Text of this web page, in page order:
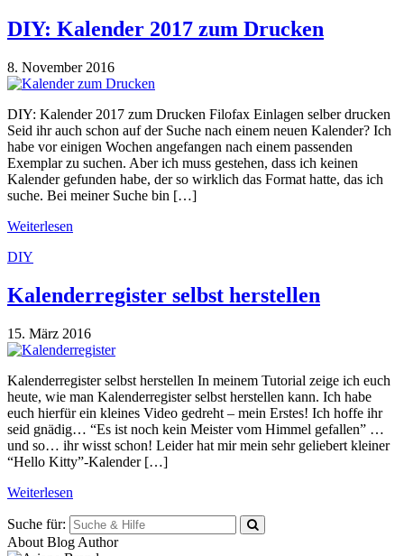
DIY: Kalender 2017 zum Drucken
8. November 2016
DIY: Kalender 2017 zum Drucken Filofax Einlagen selber drucken
Seid ihr auch schon auf der Suche nach einem neuen Kalender? Ich
habe vor einigen Wochen angefangen nach einem passenden
Exemplar zu suchen. Aber ich muss gestehen, dass ich keinen
Kalender gefunden habe, der so wirklich das Format hatte, das ich
suche. Bei meiner Suche bin […]
Weiterlesen
DIY
Kalenderregister selbst herstellen
15. März 2016
Kalenderregister selbst herstellen In meinem Tutorial zeige ich euch
heute, wie man Kalenderregister selbst herstellen kann. Ich habe
euch hierfür ein kleines Video gedreht – mein Erstes! Ich hoffe ihr
seid gnädig… “Es ist noch kein Meister vom Himmel gefallen” …
und so… ihr wisst schon! Leider hat mir mein sehr geliebert kleiner
“Hello Kitty”-Kalender […]
Weiterlesen
Suche für:
About Blog Author